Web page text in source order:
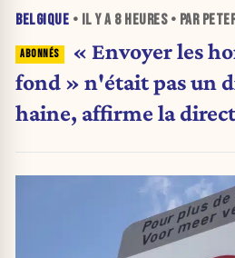
BELGIQUE • IL Y A 8 HEURES• PAR
« Envoyer les
fond » n'était pas un
haine, affirme la